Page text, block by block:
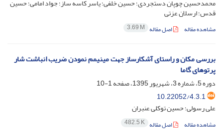
محمدحسین چوپان دستجردی؛ حسین خلفی؛ یاسر کاسه ساز؛ جواد امامی؛ حسین
قدس؛ ارسلان عزتی
مشاهده مقاله اصل مقاله 3.69 M
بررسی مکان و راستای آشکارساز جهت مینیمم نمودن ضریب انباشت شار
پرتوهای گاما
دوره 5، شماره 3، شهریور 1395، صفحه
1-10
10.22052/4.3.1
علی رسولی؛ حسین توکلی عنبران
مشاهده مقاله اصل مقاله 482.5 K